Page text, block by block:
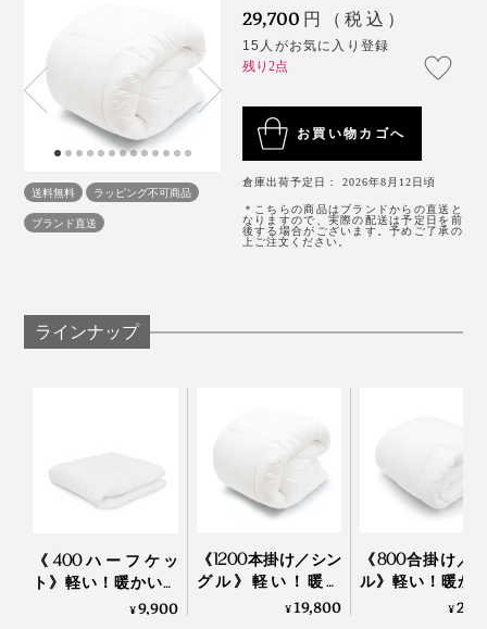
逃げにくい構造になっているのです。
ずっと寝っぱなし、布団を敷きっぱなしだったので、汗
を吸ったのでしょう。
1週間後に畳んだベッドマットレスや枕は、なんだかジ
メッとして重かったのですが、『プリマロフト』は、干
したてのように、フンワリ軽いままでした！
メーカーであるディーブレスの担当者によると、
ロフト』は、汗や湿気に強い。
せっかくの羽毛布団でも、長年使い続けていたり、干せ
が、軽い寝心地のまま、使い続けられます」
とのことでした。
手軽に洗えるところも◎。寝汗や咳、くしゃみの飛沫で
汚れた『プリマロフト』を、洗濯機で丸洗いしました
が、元のふっくらした仕上がりに。
送料無料
ラッピング不可商品
ブランド直送
29,700 円（税込）
15人がお気に入り登録
残り2点
お買い物カゴへ
倉庫出荷予定日： 2026年8月12日頃
＊こちらの商品はブランドからの直送と
なりますので、実際の配送は予定日を前
後する場合がございます。予めご了承の
上ご注文ください。
ラインナップ
《400ハーフケッ
ト》軽い！暖かい！
プロ向け防寒着から
¥9,900
《1200本掛け／シン
グル》軽い！暖か
い！プロ向け防寒着
¥19,800
《800合掛け／
ル》軽い！暖か
プロ向け防寒着
¥